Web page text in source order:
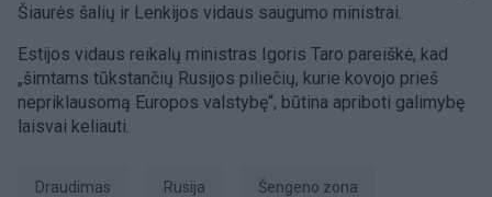
Šiaurės šalių ir Lenkijos vidaus saugumo ministrai.
Estijos vidaus reikalų ministras Igoris Taro pareiškė, kad
„šimtams tūkstančių Rusijos piliečių, kurie kovojo prieš
nepriklausomą Europos valstybę“, būtina apriboti galimybę
laisvai keliauti.
Draudimas Rusija Šengeno zona